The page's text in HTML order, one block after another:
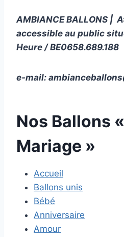
AMBIANCE BALLONS |
accessible au public
Heure / BE0658.689.188
e-mail:
Nos Ballons
Mariage »
Accueil
Ballons unis
Bébé
Anniversaire
Amour